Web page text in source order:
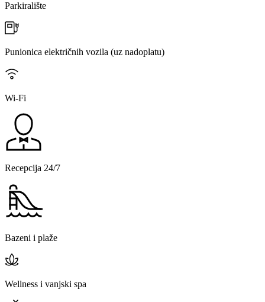
Parkiralište
Punionica električnih vozila (uz nadoplatu)
Wi-Fi
Recepcija 24/7
Bazeni i plaže
Wellness i vanjski spa